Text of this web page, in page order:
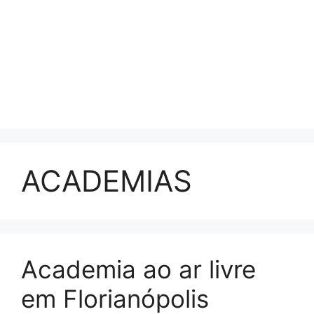
ACADEMIAS
Academia ao ar livre
em Florianópolis